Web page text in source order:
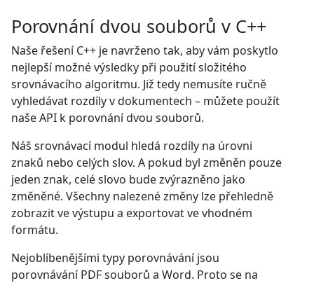
Porovnání dvou souborů v C++
Naše řešení C++ je navrženo tak, aby vám poskytlo
nejlepší možné výsledky při použití složitého
srovnávacího algoritmu. Již tedy nemusíte ručně
vyhledávat rozdíly v dokumentech – můžete použít
naše API k porovnání dvou souborů.
Náš srovnávací modul hledá rozdíly na úrovni
znaků nebo celých slov. A pokud byl změněn pouze
jeden znak, celé slovo bude zvýrazněno jako
změněné. Všechny nalezené změny lze přehledně
zobrazit ve výstupu a exportovat ve vhodném
formátu.
Nejoblíbenějšími typy porovnávání jsou
porovnávání PDF souborů a Word. Proto se na